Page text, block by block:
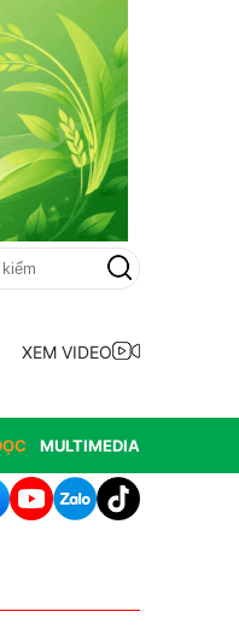
XEM VIDEO
MULTIMEDIA
có nguồn gốc từ phá rừng